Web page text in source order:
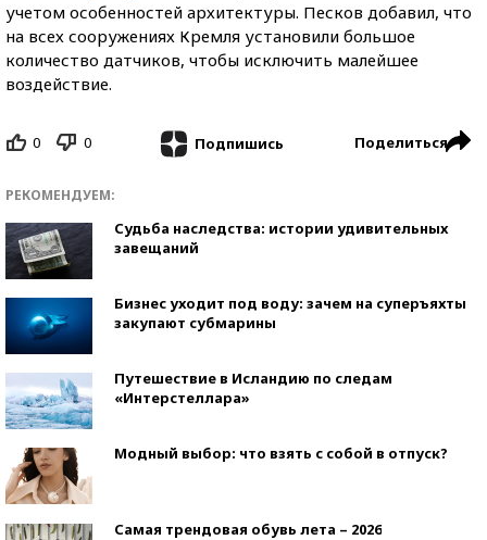
учетом особенностей архитектуры. Песков добавил, что
на всех сооружениях Кремля установили большое
количество датчиков, чтобы исключить малейшее
воздействие.
0 0 Подпишись Поделиться
РЕКОМЕНДУЕМ:
Судьба наследства: истории удивительных
завещаний
Бизнес уходит под воду: зачем на суперъяхты
закупают субмарины
Путешествие в Исландию по следам
«Интерстеллара»
Модный выбор: что взять с собой в отпуск?
Самая трендовая обувь лета – 2026